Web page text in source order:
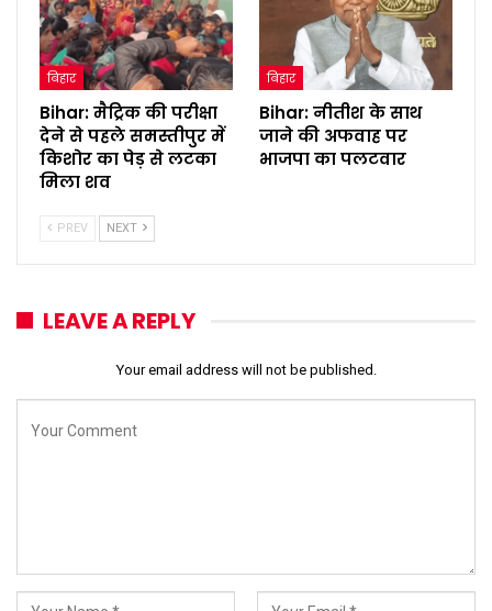
बिहार
Bihar: मैट्रिक की परीक्षा
देने से पहले समस्तीपुर में
किशोर का पेड़ से लटका
मिला शव
बिहार
Bihar: नीतीश के साथ
जाने की अफवाह पर
भाजपा का पलटवार
PREV NEXT
LEAVE A REPLY
Your email address will not be published.